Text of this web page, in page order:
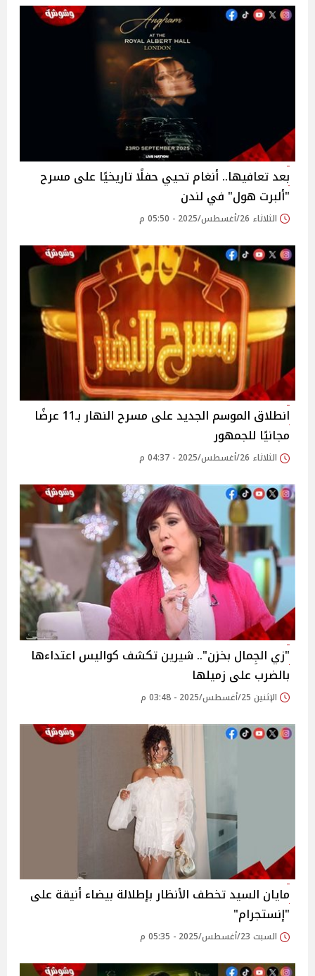
بعد تعافيها.. أنغام تحيي حفلًا تاريخيًا على مسرح
"ألبرت هول" في لندن‎
الثلاثاء 26/أغسطس/2025 - 05:50 م
انطلاق الموسم الجديد على مسرح النهار بـ11 عرضًا
مجانيًا للجمهور‎
الثلاثاء 26/أغسطس/2025 - 04:37 م
"زي الجِمال بخزن".. شيرين تكشف كواليس اعتداءها
بالضرب على زميلها‎
الإثنين 25/أغسطس/2025 - 03:48 م
مايان السيد تخطف الأنظار بإطلالة بيضاء أنيقة على
"إنستجرام"
السبت 23/أغسطس/2025 - 05:35 م